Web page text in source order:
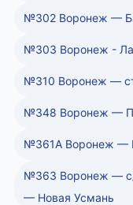
№302 Воронеж —
№303 Воронеж -
№310 Воронеж —
№348 Воронеж —
№361А Воронеж —
№363 Воронеж —
— Новая Усмань